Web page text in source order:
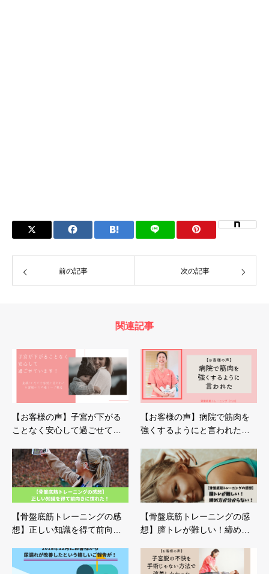
前の記事 次の記事
関連記事
【お客様の声】子宮が下がる
ことなく安心して過ごせて…
【お客様の声】病院で筋肉を
強くするようにと言われた…
【骨盤底筋トレーニングの感
想】正しい知識を得て前向…
【骨盤底筋トレーニングの感
想】膣トレが難しい！締め…